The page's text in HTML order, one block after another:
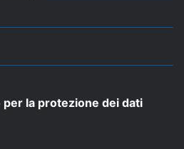
la protezione dei dati